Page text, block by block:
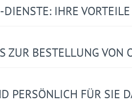
IHRE VORTEILE
ZUR BESTELLUNG VON
PERSÖNLICH FÜR SIE